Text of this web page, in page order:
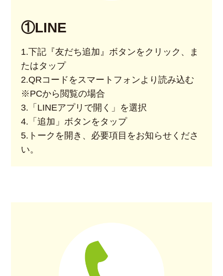
①LINE
1.下記『友だち追加』ボタンをクリック、ま
たはタップ
2.QRコードをスマートフォンより読み込む
※PCから閲覧の場合
3.「LINEアプリで開く」を選択
4.「追加」ボタンをタップ
5.トークを開き、必要項目をお知らせくださ
い。